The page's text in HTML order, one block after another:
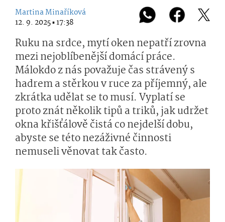
Martina Minaříková
12. 9. 2025 ▪ 17:38
Ruku na srdce, mytí oken nepatří zrovna
mezi nejoblíbenější domácí práce.
Málokdo z nás považuje čas strávený s
hadrem a stěrkou v ruce za příjemný, ale
zkrátka udělat se to musí. Vyplatí se
proto znát několik tipů a triků, jak udržet
okna křišťálově čistá co nejdelší dobu,
abyste se této nezáživné činnosti
nemuseli věnovat tak často.